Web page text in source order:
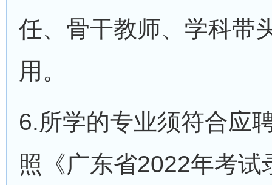
任、骨干教师、学科带
用。
6.所学的专业须符合应
照《广东省2022年考